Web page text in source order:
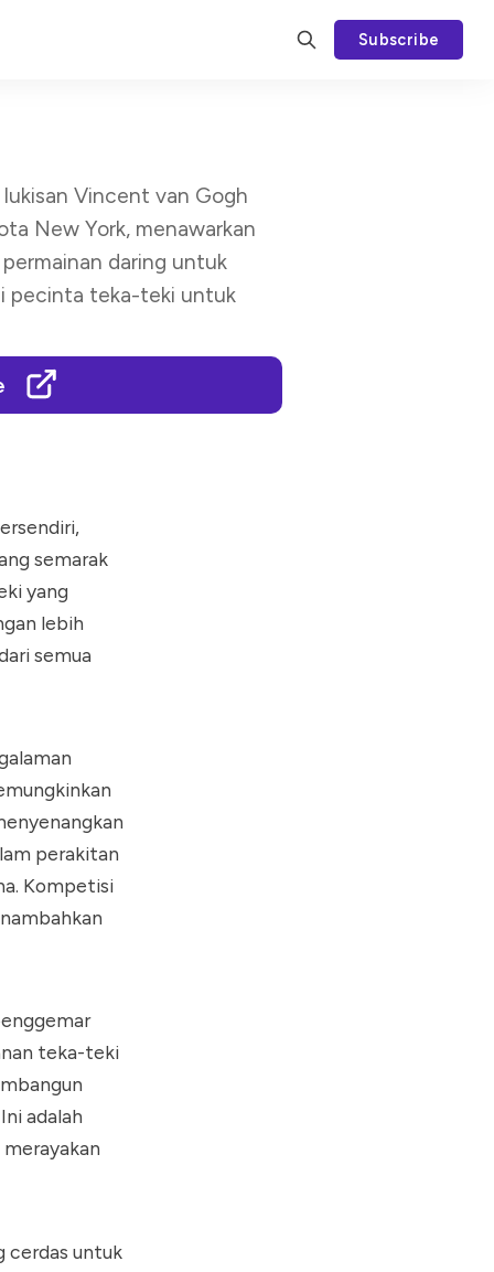
Subscribe
Vincent van Gogh
New York, menawarkan
daring untuk
pecinta teka-teki untuk
semarak
yang
lebih
semua
perakitan
Kompetisi
teka-teki
adalah
cerdas untuk